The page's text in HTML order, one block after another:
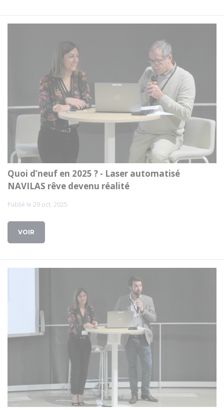
Quoi d’neuf en 2025 ? - Laser automatisé
NAVILAS rêve devenu réalité
Publié le 29 oct. 2025
VOIR